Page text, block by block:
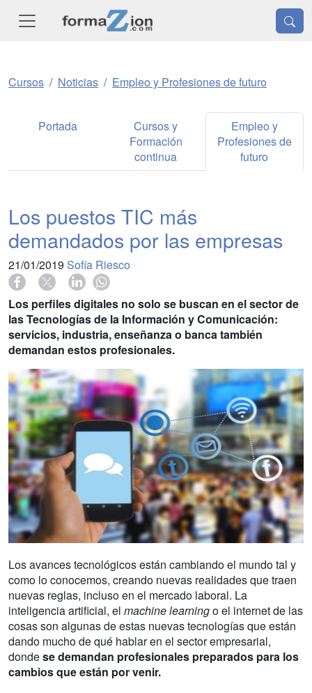
Cursos Noticias Empleo y Profesiones de futuro
Portada
Cursos y
Formación
continua
Empleo y
Profesiones de
futuro
Los puestos TIC más
demandados por las empresas
21/01/2019 Sofía Riesco
Los perfiles digitales no solo se buscan en el sector de
las Tecnologías de la Información y Comunicación:
servicios, industria, enseñanza o banca también
demandan estos profesionales.
Los avances tecnológicos están cambiando el mundo tal y
como lo conocemos, creando nuevas realidades que traen
nuevas reglas, incluso en el mercado laboral. La
inteligencia artificial, el machine learningo el internet de las
cosas son algunas de estas nuevas tecnologías que están
dando mucho de qué hablar en el sector empresarial,
dondese demandan profesionales preparados para los
cambios que están por venir.